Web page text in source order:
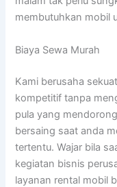
membutuhkan mobil
Biaya Sewa Murah
Kami berusaha
kompetitif tanpa
pula yang
bersaing saat anda
tertentu. Wajar bila
kegiatan bisnis
layanan rental mobil